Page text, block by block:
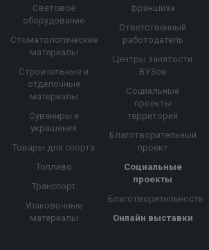
Световое
оборудование
Стоматологические
материалы
Строительные и
отделочные
материалы
Сувениры и
украшения
Товары для спорта
Топливо
Транспорт
Упаковочные
материалы
франшиза
Ответственный
работодатель
Центры занятости
ВУЗов
Социальные
проекты
территорий
Благотворительный
проект
Социальные
проекты
Благотворительность
Онлайн выставки